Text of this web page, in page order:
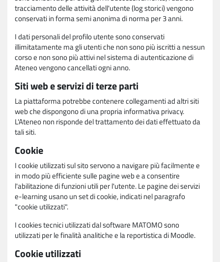
tracciamento delle attività dell'utente (log storici) vengono
conservati in forma semi anonima di norma per 3 anni.
I dati personali del profilo utente sono conservati
illimitatamente ma gli utenti che non sono più iscritti a nessun
corso e non sono più attivi nel sistema di autenticazione di
Ateneo vengono cancellati ogni anno.
Siti web e servizi di terze parti
La piattaforma potrebbe contenere collegamenti ad altri siti
web che dispongono di una propria informativa privacy.
L'Ateneo non risponde del trattamento dei dati effettuato da
tali siti.
Cookie
I cookie utilizzati sul sito servono a navigare più facilmente e
in modo più efficiente sulle pagine web e a consentire
l'abilitazione di funzioni utili per l'utente. Le pagine dei servizi
e-learning usano un set di cookie, indicati nel paragrafo
"cookie utilizzati".
I cookies tecnici utilizzati dal software MATOMO sono
utilizzati per le finalità analitiche e la reportistica di Moodle.
Cookie utilizzati